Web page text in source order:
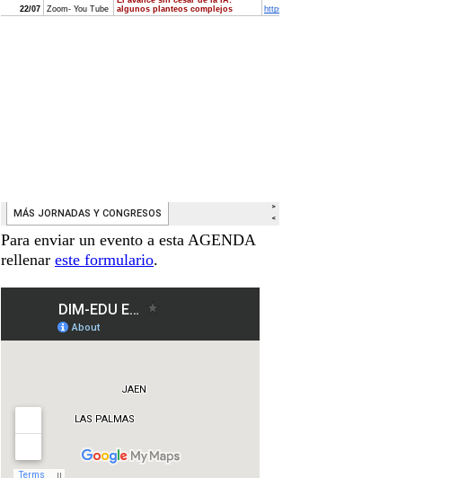
Para enviar un evento a esta AGENDA
rellenar este formulario.